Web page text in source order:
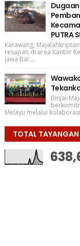
PUTRA
Karawang,
resapan di area Kantor
Jawa Bar...
Binjai-
Melayu melalui
TOTAL